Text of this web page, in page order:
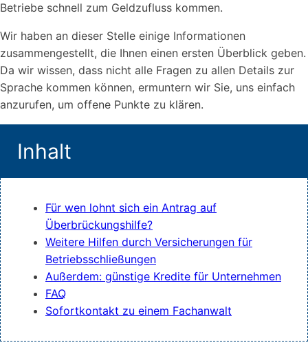
Betriebe schnell zum Geldzufluss kommen.
Wir haben an dieser Stelle einige Informationen
zusammengestellt, die Ihnen einen ersten Überblick geben.
Da wir wissen, dass nicht alle Fragen zu allen Details zur
Sprache kommen können, ermuntern wir Sie, uns einfach
anzurufen, um offene Punkte zu klären.
Inhalt
Für wen lohnt sich ein Antrag auf
Überbrückungshilfe?
Weitere Hilfen durch Versicherungen für
Betriebsschließungen
Außerdem: günstige Kredite für Unternehmen
FAQ
Sofortkontakt zu einem Fachanwalt